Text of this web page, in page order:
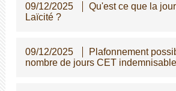
09/12/2025
Qu'est ce que la
Laïcité ?
09/12/2025
Plafonnement
nombre de jours CET